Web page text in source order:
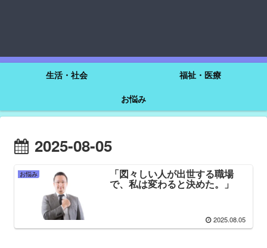
生活・社会
福祉・医療
お悩み
2025-08-05
お悩み 「図々しい人が出世する職場
で、私は変わると決めた。」
2025.08.05